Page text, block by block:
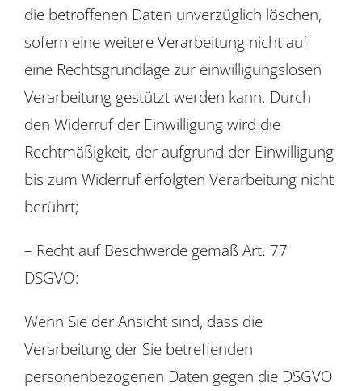
die betroffenen Daten unverzüglich löschen,
sofern eine weitere Verarbeitung nicht auf
eine Rechtsgrundlage zur einwilligungslosen
Verarbeitung gestützt werden kann. Durch
den Widerruf der Einwilligung wird die
Rechtmäßigkeit, der aufgrund der Einwilligung
bis zum Widerruf erfolgten Verarbeitung nicht
berührt;
– Recht auf Beschwerde gemäß Art. 77
DSGVO:
Wenn Sie der Ansicht sind, dass die
Verarbeitung der Sie betreffenden
personenbezogenen Daten gegen die DSGVO